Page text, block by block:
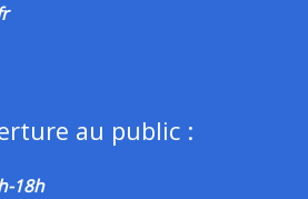
au public :
18h